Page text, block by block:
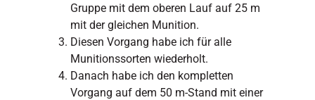
Gruppe mit dem oberen Lauf auf 25 m
mit der gleichen Munition.
Diesen Vorgang habe ich für alle
Munitionssorten wiederholt.
Danach habe ich den kompletten
Vorgang auf dem 50 m-Stand mit einer